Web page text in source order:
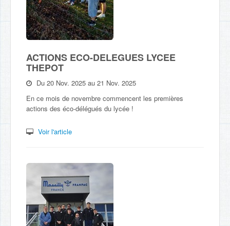
ACTIONS ECO-DELEGUES LYCEE
THEPOT
Du 20 Nov. 2025 au 21 Nov. 2025
En ce mois de novembre commencent les premières
actions des éco-délégués du lycée !
Voir l'article